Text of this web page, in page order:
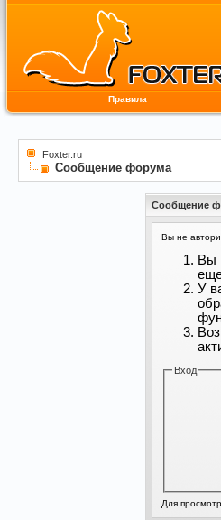
Правила
Foxter.ru
Сообщение форума
Сообщение
Вы не
Вы
У
Вход
Для